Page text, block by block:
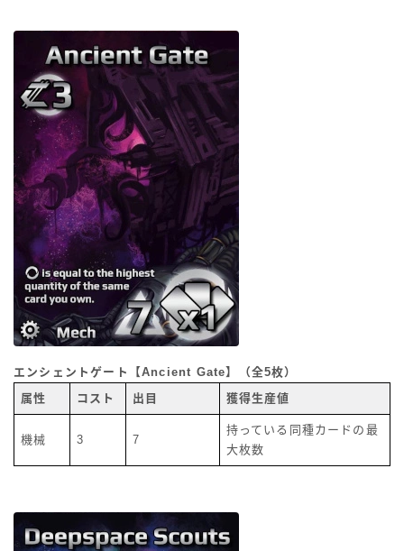
エンシェントゲート【Ancient Gate】（全5枚）
属性
コスト 出目 獲得生産値
機械 3 7
持っている同種カードの最
大枚数